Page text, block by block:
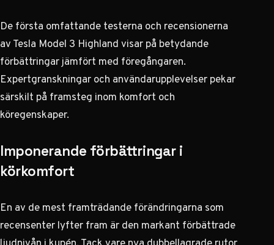
De första omfattande testerna och recensionerna
av Tesla Model 3 Highland visar på betydande
förbättringar jämfört med föregångaren.
Expertgranskningar och användarupplevelser pekar
särskilt på framsteg inom komfort och
köregenskaper.
Imponerande förbättringar i
körkomfort
En av de mest framträdande förändringarna som
recensenter lyfter fram är den markant förbättrade